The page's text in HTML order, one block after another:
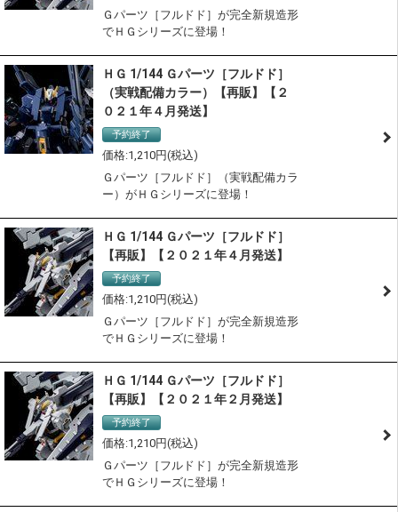
Ｇパーツ［フルドド］が完全新規造形
でＨＧシリーズに登場！
ＨＧ 1/144 Ｇパーツ［フルドド］
（実戦配備カラー）【再販】【２
０２１年４月発送】
予約終了
1,210
Ｇパーツ［フルドド］（実戦配備カラ
ー）がＨＧシリーズに登場！
ＨＧ 1/144 Ｇパーツ［フルドド］
【再販】【２０２１年４月発送】
予約終了
1,210
Ｇパーツ［フルドド］が完全新規造形
でＨＧシリーズに登場！
ＨＧ 1/144 Ｇパーツ［フルドド］
【再販】【２０２１年２月発送】
予約終了
1,210
Ｇパーツ［フルドド］が完全新規造形
でＨＧシリーズに登場！